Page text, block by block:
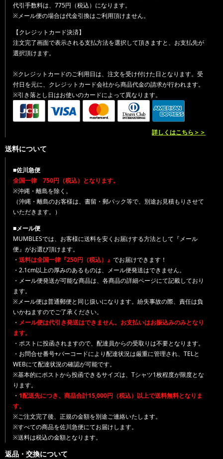
代引手数料は、775円（税込）になります。
※メール便の場合は代金引換はご利用頂けません。
【クレジットカード決済】
注文完了画面で表示される支払方法を選択して頂きますと、お支払先が
選択頂けます。
※クレジットカードのご利用日は、注文を受け付けた日となります。受
付日を元に、クレジットカード会社から商品代金の請求が行われます。
※引き落とし日はお使いのカードによって異なります。
詳しくはこちら＞＞
送料について
■佐川急便
全国一律 750円（税込）となります。
※沖縄・離島を除く。
（沖縄・離島のお客様は、書留・郵パック等で、別途お見積もりさせて
いただきます。）
■メール便
MUMBLESでは、お客様に送料を安くお届けする方法として『メール
便』がお選び頂けます。
・ 送料は全国一律『250円（税込）』 でお届けできます！
・2.1cm以上の厚みのあるものは、メール便発送はできません。
・メール便発送が可能な商品は、各商品の詳細ページにて記載しており
ます。
※メール便は普通郵便と同じ扱いになります。紛失事故の際、責任は負
いかねますのでご了承ください。
・ メール便は代引き発送はできません。お支払いはお振込みのみとなり
ます。
・ポストに投函されますので、配達員からの受取りは不要となります。
・お問合せ番号+バーコードにより配達状況は厳重に管理され、TELと
WEBにて配達状況の確認が可能です。
※基本的にポストから投函できるサイズは、Tシャツ1枚程度が限度とな
ります。
・ 1配送先につき、商品合計15,000円（税込）以上で送料無料となりま
す。
※ご注文完了後、正規の金額を別途ご連絡いたします。
※すべての商品を佐川急便にてお届けします。
※送料は税込の金額となります。
返品・交換について